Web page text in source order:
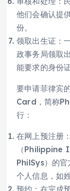
他们会确认提
份。
领取出生证：
政事务局领取
能要求的身份
要申请菲律
Card，简称
行：
在网上预注册
（
PhilSys）的官
个人信息，如
预约：在完成